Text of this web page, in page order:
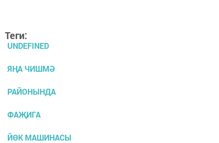
Теги:
UNDEFINED
ЯҢА ЧИШМӘ
РАЙОНЫНДА
ФАҖИГА
ЙӨК МАШИНАСЫ